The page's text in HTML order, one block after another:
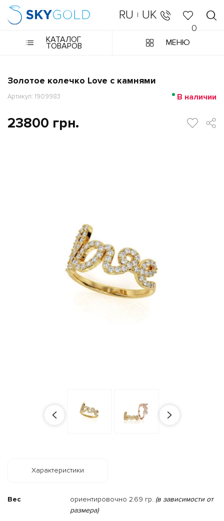
RU | UK
0
КАТАЛОГ
ТОВАРОВ МЕНЮ
Золотое колечко Love с камнями
Артикул: 1909983 В наличии
23800 грн.
Характеристики
Вес ориентировочно 2.69 гр. (в зависимости от
размера)